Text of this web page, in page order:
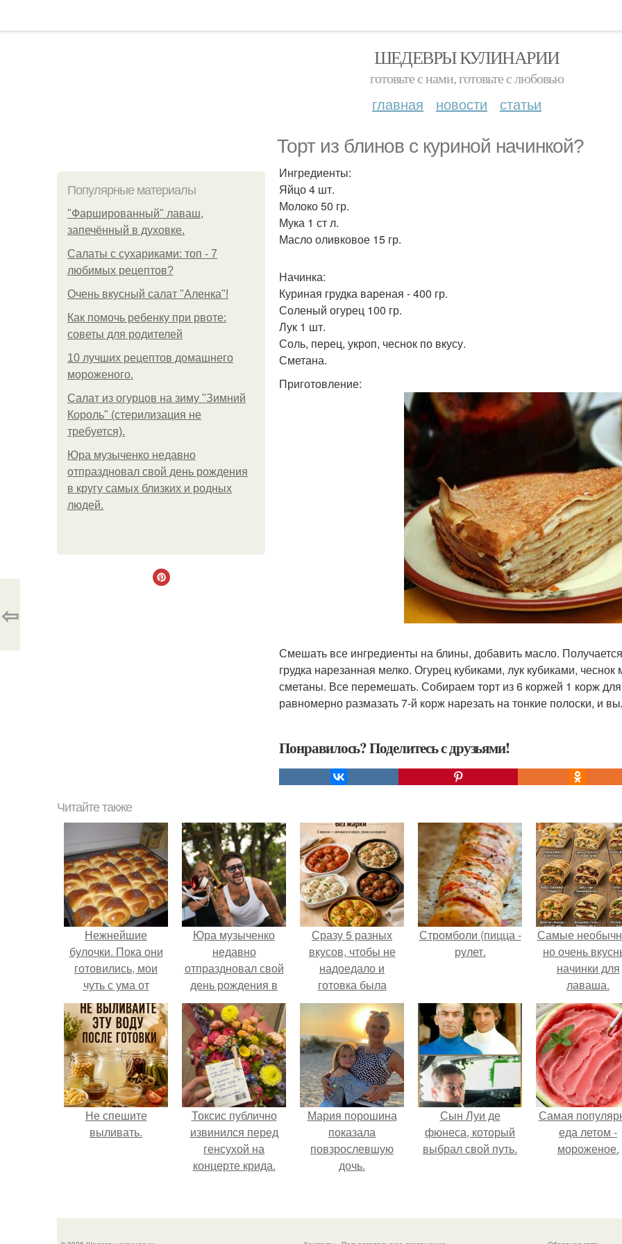
ШЕДЕВРЫ КУЛИНАРИИ
готовьте с нами, готовьте с любовью
главная новости статьи
Торт из блинов с куриной начинкой?
Популярные материалы
"Фаршированный" лаваш,
запечённый в духовке.
Салаты с сухариками: топ - 7
любимых рецептов?
Очень вкусный салат "Аленка"!
Как помочь ребенку при рвоте:
советы для родителей
10 лучших рецептов домашнего
мороженого.
Салат из огурцов на зиму "Зимний
Король" (стерилизация не
требуется).
Юра музыченко недавно
отпраздновал свой день рождения
в кругу самых близких и родных
людей.
Ингредиенты:
Яйцо 4 шт.
Молоко 50 гр.
Мука 1 ст л.
Масло оливковое 15 гр.
Начинка:
Куриная грудка вареная - 400 гр.
Соленый огурец 100 гр.
Лук 1 шт.
Соль, перец, укроп, чеснок по вкусу.
Сметана.
Приготовление:
Смешать все ингредиенты на блины, добавить масло.
грудка нарезанная мелко. Огурец кубиками, лук кубиками,
сметаны. Все перемешать. Собираем торт из 6 коржей 1 корж
равномерно размазать 7-й корж нарезать на тонкие полоски, и
Понравилось? Поделитесь с друзьями!
⇦
Читайте также
Нежнейшие
булочки. Пока они
готовились, мои
чуть с ума от
аромата не сошли!
Юра музыченко
недавно
отпраздновал свой
день рождения в
кругу самых
близких и родных
людей.
Сразу 5 разных
вкусов, чтобы не
надоедало и
готовка была
проще.
Стромболи (пицца -
рулет.
Самые
но очень
начинки для
лаваша.
Не спешите
выливать.
Токсис публично
извинился перед
генсухой на
концерте крида.
Мария порошина
показала
повзрослевшую
дочь.
Сын Луи де
фюнеса, который
выбрал свой путь.
Самая
еда летом -
мороженое.